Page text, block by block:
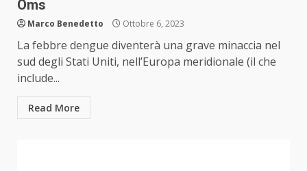
Oms
Marco Benedetto Ottobre 6, 2023
La febbre dengue diventerà una grave minaccia nel
sud degli Stati Uniti, nell’Europa meridionale (il che
include...
Read More